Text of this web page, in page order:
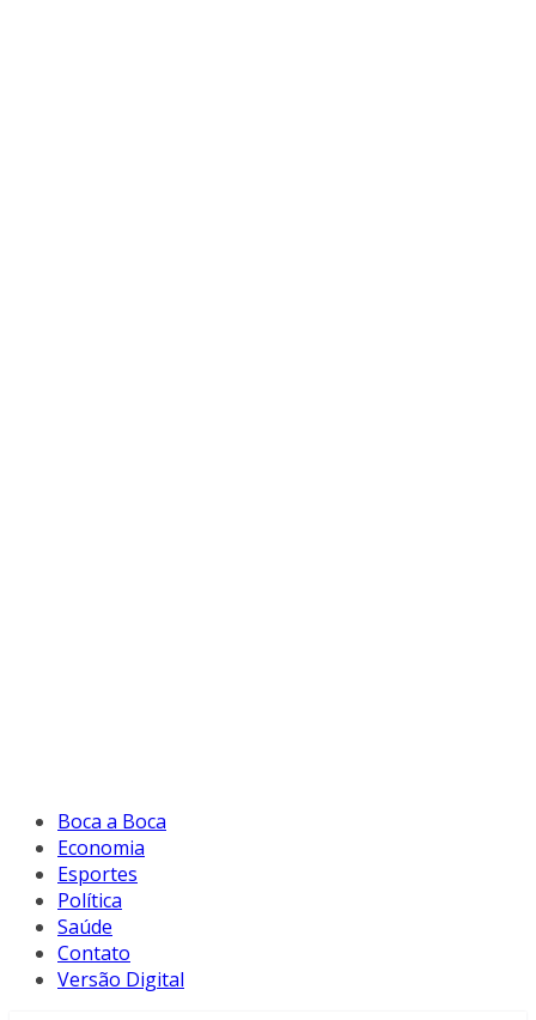
Boca a Boca
Economia
Esportes
Política
Saúde
Contato
Versão Digital